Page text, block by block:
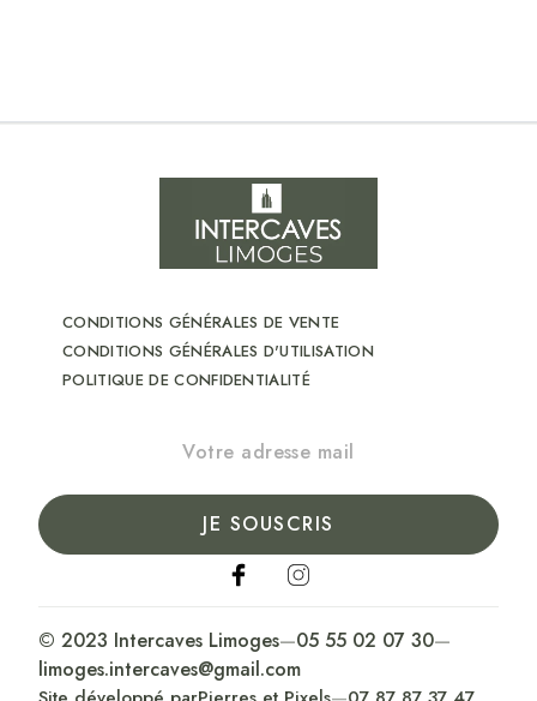
CONDITIONS GÉNÉRALES DE VENTE
CONDITIONS GÉNÉRALES D'UTILISATION
POLITIQUE DE CONFIDENTIALITÉ
JE SOUSCRIS
© 2023 Intercaves Limoges—05 55 02 07 30—
limoges.intercaves@gmail.com